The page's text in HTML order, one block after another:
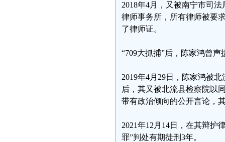
2018年4月，又被南宁市司
律师事务所，所有律师被要
了律师证。
“709大抓捕”后，陈家鸿曾
2019年4月29日，陈家鸿被
后，其又被北流县检察院以
带有政治倾向的公开言论，
2021年12月14日，在其辩护
罪”判处有期徒刑3年。